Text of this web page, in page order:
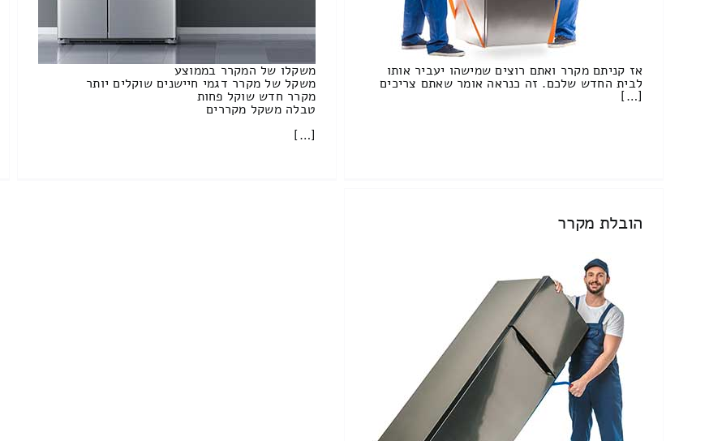
אז קניתם מקרר ואתם רוצים שמישהו יעביר אותו
לבית החדש שלכם. זה כנראה אומר שאתם צריכים
[…]
משקלו של המקרר בממוצע
משקל של מקרר דגמי חיישנים שוקלים יותר
מקרר חדש שוקל פחות
טבלה משקל מקררים
[…]
הובלת מקרר